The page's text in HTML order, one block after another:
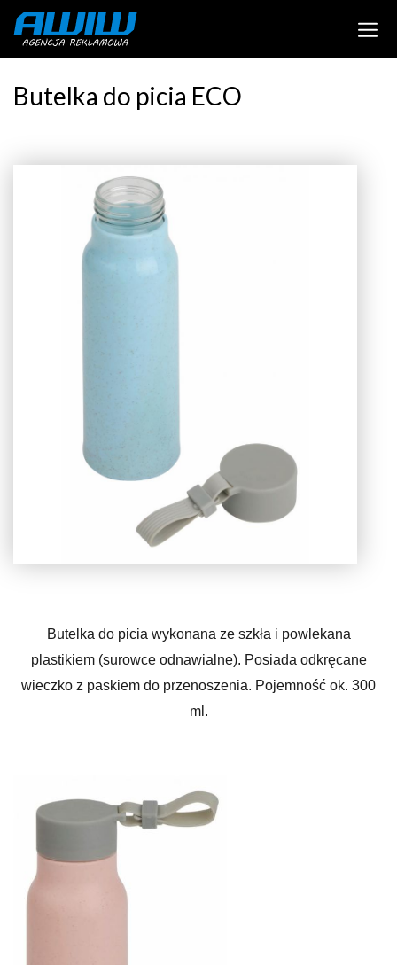
Butelka do picia ECO
Butelka do picia wykonana ze szkła i powlekana
plastikiem (surowce odnawialne). Posiada odkręcane
wieczko z paskiem do przenoszenia. Pojemność ok. 300
ml.